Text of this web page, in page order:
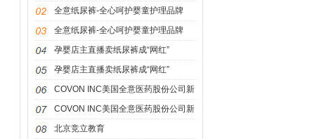
全意纸尿裤-全心呵护婴童护理品牌
全意纸尿裤-全心呵护婴童护理品牌
孕婴店主直播卖纸尿裤成“网红”
孕婴店主直播卖纸尿裤成“网红”
COVON INC美国全意医药股份公司新
疗法之路
COVON INC美国全意医药股份公司新
疗法之路
北京竞立教育